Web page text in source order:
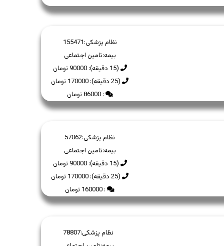
نظام پزشکی:155471
بیمه:تامین اجتماعی
(15 دقیقه): 90000 تومان
(25 دقیقه): 170000 تومان
: 86000 تومان
نظام پزشکی:57062
بیمه:تامین اجتماعی
(15 دقیقه): 90000 تومان
(25 دقیقه): 170000 تومان
: 160000 تومان
نظام پزشکی:78807